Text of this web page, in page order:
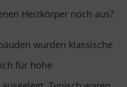
Heizkörper noch aus?
wurden klassische
für hohe